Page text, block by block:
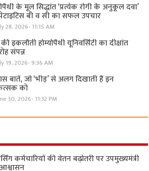
के मूल सिद्धांत ‘प्रत्येक रोगी केे अनुकूल दवा’
बी व सी का सफल उपचार
28, 2026- 11:15 AM
की इकलौती होम्योपैथी यूनिवर्सिटी का दीक्षांत
संपन्न
19, 2026- 9:36 AM
बातें, जो ‘भीड़’ से अलग दिखाती हैं इन
को
30, 2026- 11:32 PM
कर्मचारियों की वेतन बढ़ोतरी पर उपमुख्यमंत्री